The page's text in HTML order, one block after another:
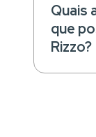
Quais
que
Rizzo?